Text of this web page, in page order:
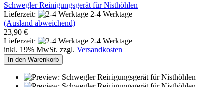
Schwegler Reinigungsgerät für Nisthöhlen
Lieferzeit:
2-4 Werktage
(Ausland abweichend)
23,90 €
Lieferzeit:
2-4 Werktage
inkl. 19% MwSt. zzgl. Versandkosten
In den Warenkorb